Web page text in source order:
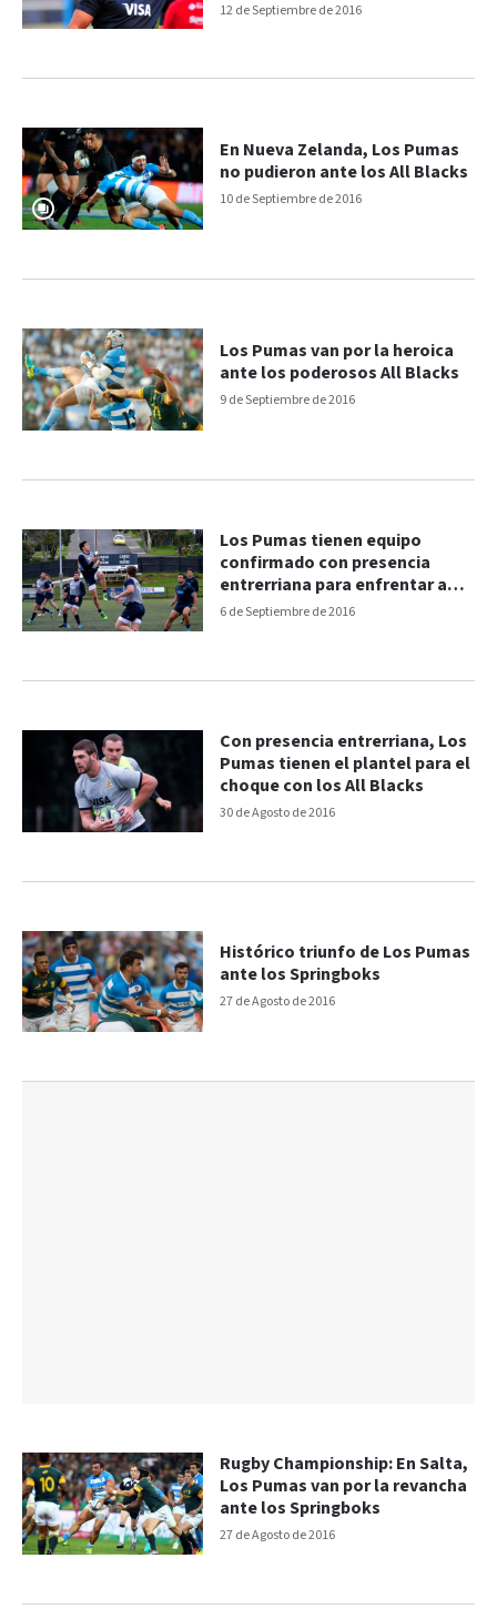
12 de Septiembre de 2016
10 de Septiembre de 2016
En Nueva Zelanda, Los Pumas
no pudieron ante los All Blacks
9 de Septiembre de 2016
Los Pumas van por la heroica
ante los poderosos All Blacks
6 de Septiembre de 2016
Los Pumas tienen equipo
confirmado con presencia
entrerriana para enfrentar a
los All Blacks
30 de Agosto de 2016
Con presencia entrerriana, Los
Pumas tienen el plantel para el
choque con los All Blacks
27 de Agosto de 2016
Histórico triunfo de Los Pumas
ante los Springboks
27 de Agosto de 2016
Rugby Championship: En Salta,
Los Pumas van por la revancha
ante los Springboks